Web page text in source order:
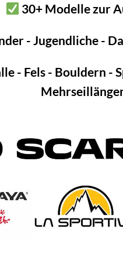
30+ Modelle zur
- Jugendliche -
- Fels - Bouldern -
mit Tape ab. Denn darunter
nach dem Klettern
fit!